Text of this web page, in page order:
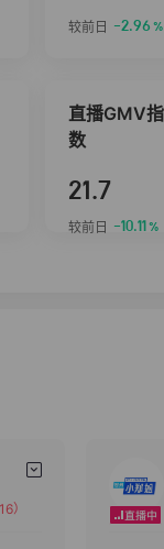
较前日 -2.96 %
直播GMV指
数
21.7
较前日 -10.11 %
）